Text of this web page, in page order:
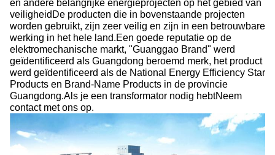
en andere belangrijke energieprojecten op het gebied van
veiligheidDe producten die in bovenstaande projecten
worden gebruikt, zijn zeer veilig en zijn in een betrouwbare
werking in het hele land.Een goede reputatie op de
elektromechanische markt, "Guanggao Brand" werd
geïdentificeerd als Guangdong beroemd merk, het product
werd geïdentificeerd als de National Energy Efficiency Star
Products en Brand-Name Products in de provincie
Guangdong.Als je een transformator nodig hebtNeem
contact met ons op.